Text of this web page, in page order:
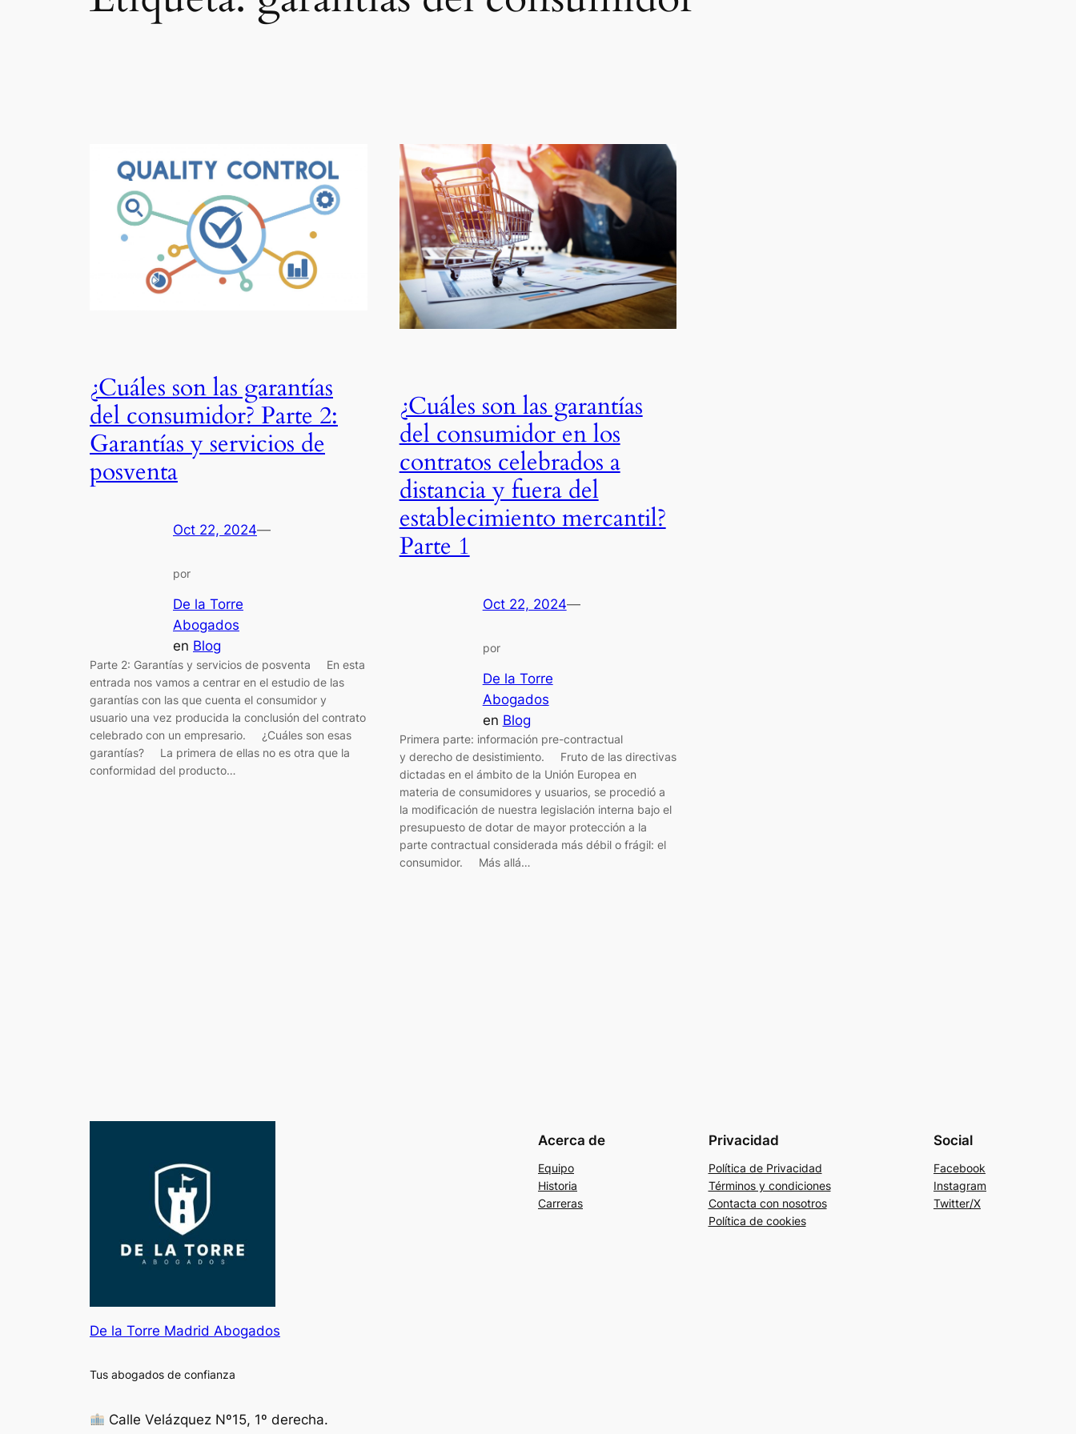
¿Cuáles son las garantías
del consumidor? Parte 2:
Garantías y servicios de
posventa
Oct 22, 2024—
por
De la Torre
Abogados
en Blog
Parte 2: Garantías y servicios de posventa En esta
entrada nos vamos a centrar en el estudio de las
garantías con las que cuenta el consumidor y
usuario una vez producida la conclusión del contrato
celebrado con un empresario. ¿Cuáles son esas
garantías? La primera de ellas no es otra que la
conformidad del producto…
¿Cuáles son las garantías
del consumidor en los
contratos celebrados a
distancia y fuera del
establecimiento mercantil?
Parte 1
Oct 22, 2024—
por
De la Torre
Abogados
en Blog
Primera parte: información pre-contractual
y derecho de desistimiento. Fruto de las directivas
dictadas en el ámbito de la Unión Europea en
materia de consumidores y usuarios, se procedió a
la modificación de nuestra legislación interna bajo el
presupuesto de dotar de mayor protección a la
parte contractual considerada más débil o frágil: el
consumidor. Más allá…
De la Torre Madrid Abogados
Tus abogados de confianza
Calle Velázquez Nº15, 1º derecha.
Acerca de
Equipo
Historia
Carreras
Privacidad
Política de Privacidad
Términos y condiciones
Contacta con nosotros
Política de cookies
Social
Facebook
Instagram
Twitter/X